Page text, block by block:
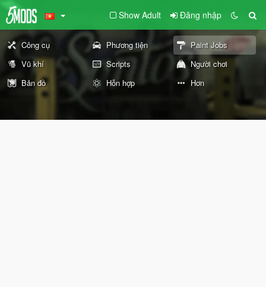
Show Adult Đăng nhập
Công cụ Phương tiện
Paint Jobs
Vũ khí
Scripts
Người chơi
Bản đồ
Hỗn hợp Hơn